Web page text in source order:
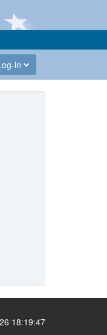
in
18:19:47